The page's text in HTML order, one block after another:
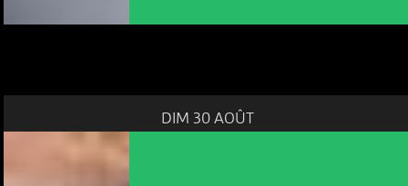
DIM 30 AOÛT